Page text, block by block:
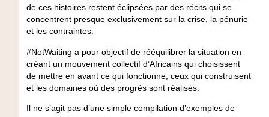
de ces histoires restent éclipsées par des récits qui se
concentrent presque exclusivement sur la crise, la pénurie
et les contraintes.
#NotWaiting a pour objectif de rééquilibrer la situation en
créant un mouvement collectif d’Africains qui choisissent
de mettre en avant ce qui fonctionne, ceux qui construisent
et les domaines où des progrès sont réalisés.
Il ne s’agit pas d’une simple compilation d’exemples de